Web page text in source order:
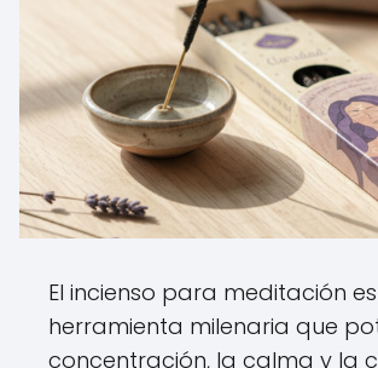
El incienso para meditación
herramienta milenaria que
concentración, la calma y la